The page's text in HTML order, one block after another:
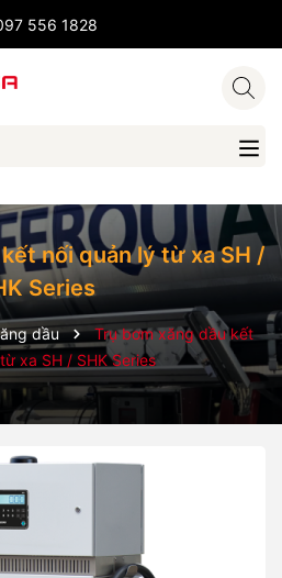
556 1828
nối quản lý từ xa SH /
Series
dầu
Trụ bơm xăng dầu kết
xa SH / SHK Series